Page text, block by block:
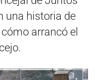
una historia de
arrancó el